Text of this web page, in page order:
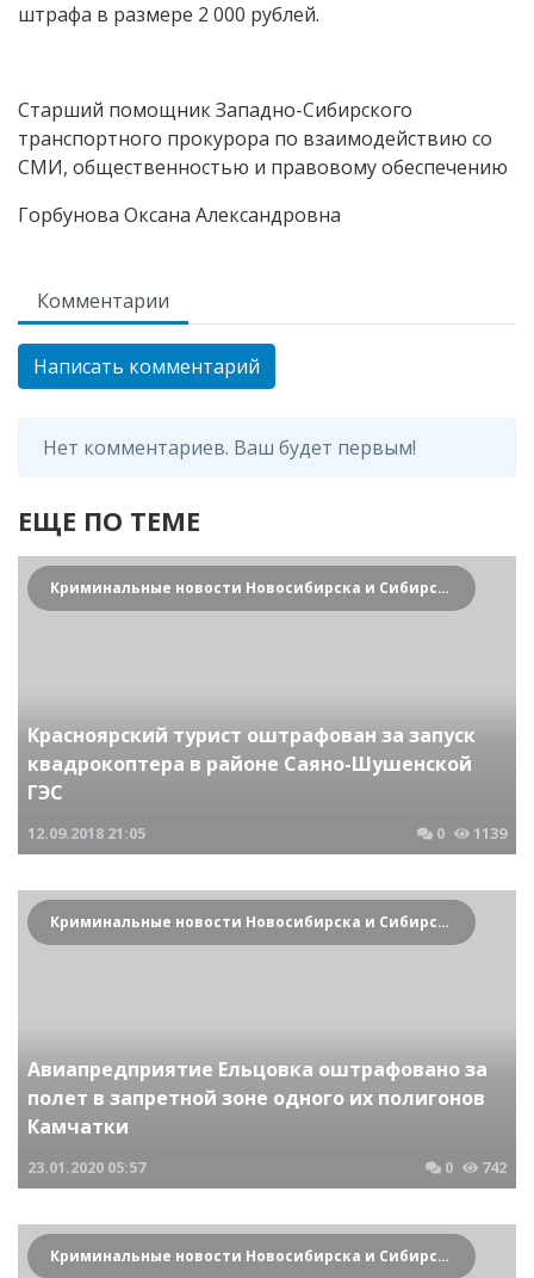
штрафа в размере 2 000 рублей.
Старший помощник Западно-Сибирского
транспортного прокурора по взаимодействию со
СМИ, общественностью и правовому обеспечению
Горбунова Оксана Александровна
Комментарии
Написать комментарий
Нет комментариев. Ваш будет первым!
ЕЩЕ ПО ТЕМЕ
Криминальные новости Новосибирска и Сибирского региона
Красноярский турист оштрафован за запуск
квадрокоптера в районе Саяно-Шушенской
ГЭС
12.09.2018 21:05 0 1139
Криминальные новости Новосибирска и Сибирского региона
Авиапредприятие Ельцовка оштрафовано за
полет в запретной зоне одного их полигонов
Камчатки
23.01.2020 05:57 0 742
Криминальные новости Новосибирска и Сибирского региона